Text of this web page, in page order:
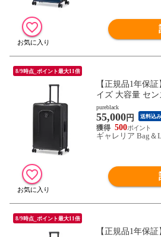
8/9時点_ポイント最大11倍
【正規品1年保
イズ 大容量 セ
旅行 折りたたみ
TSA 静音 ポリカ
Foldaway large
pureblack
55,000円 送料込み
500
ギャレリア Bag＆
8/9時点_ポイント最大11倍
【正規品1年保